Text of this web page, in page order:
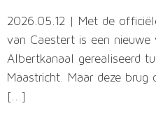
2026.05.12 | Met de
van Caestert is een
Albertkanaal gerealiseerd
Maastricht. Maar deze
[...]